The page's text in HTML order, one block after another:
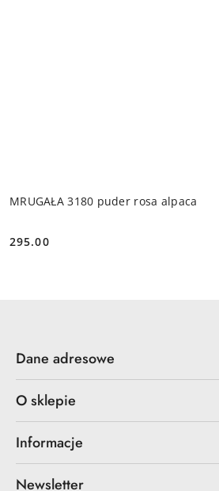
MRUGAŁA 3180 puder rosa alpaca
Cena:
295.00
Dane adresowe
O sklepie
Informacje
Newsletter